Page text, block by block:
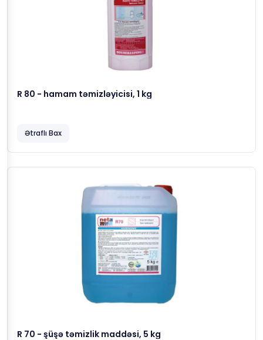
R 80 - hamam təmizləyicisi, 1 kg
Ətraflı Bax
R 70 - şüşə təmizlik maddəsi, 5 kg